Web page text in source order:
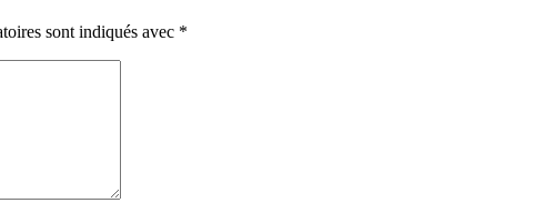
sont indiqués avec *